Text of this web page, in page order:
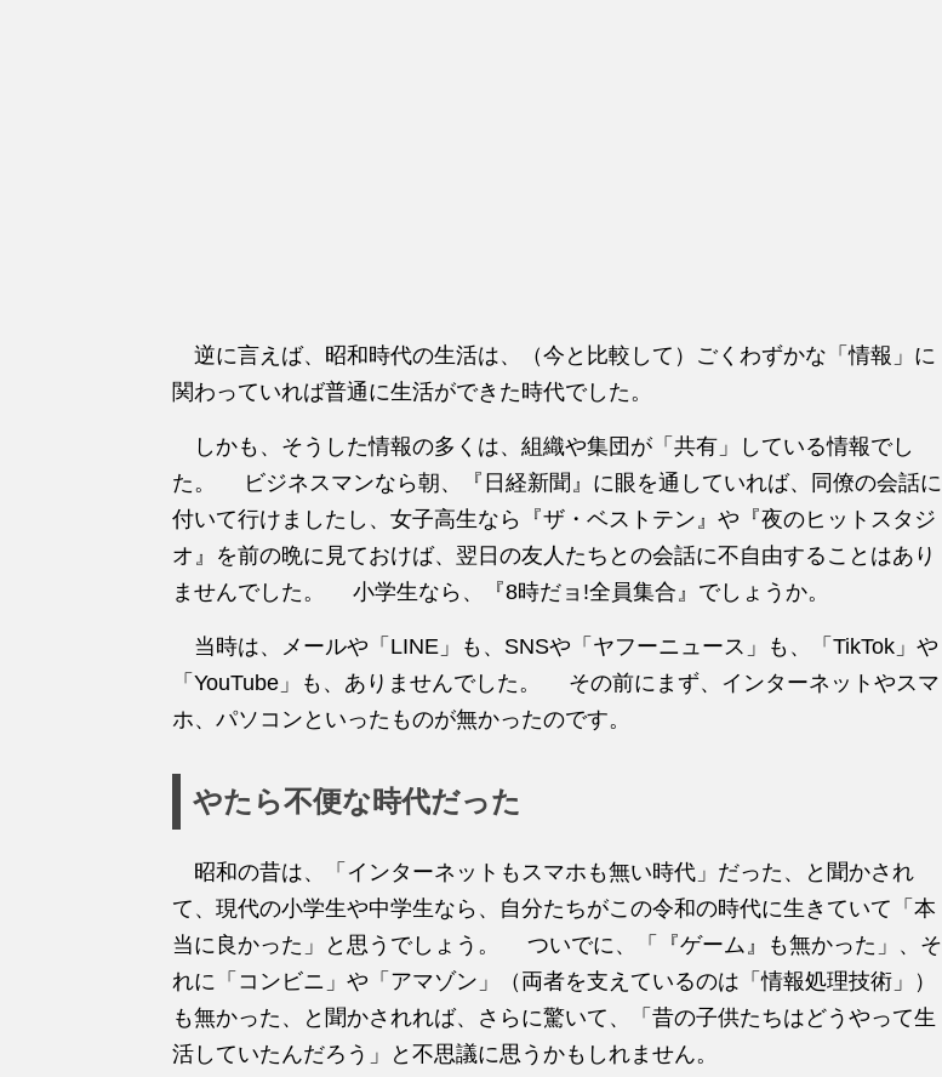
逆に言えば、昭和時代の生活は、（今と比較して）ごくわずかな「情報」に
関わっていれば普通に生活ができた時代でした。
しかも、そうした情報の多くは、組織や集団が「共有」している情報でし
た。 ビジネスマンなら朝、『日経新聞』に眼を通していれば、同僚の会話に
付いて行けましたし、女子高生なら『ザ・ベストテン』や『夜のヒットスタジ
オ』を前の晩に見ておけば、翌日の友人たちとの会話に不自由することはあり
ませんでした。 小学生なら、『8時だョ!全員集合』でしょうか。
当時は、メールや「LINE」も、SNSや「ヤフーニュース」も、「TikTok」や
「YouTube」も、ありませんでした。 その前にまず、インターネットやスマ
ホ、パソコンといったものが無かったのです。
やたら不便な時代だった
昭和の昔は、「インターネットもスマホも無い時代」だった、と聞かされ
て、現代の小学生や中学生なら、自分たちがこの令和の時代に生きていて「本
当に良かった」と思うでしょう。 ついでに、「『ゲーム』も無かった」、そ
れに「コンビニ」や「アマゾン」（両者を支えているのは「情報処理技術」）
も無かった、と聞かされれば、さらに驚いて、「昔の子供たちはどうやって生
活していたんだろう」と不思議に思うかもしれません。